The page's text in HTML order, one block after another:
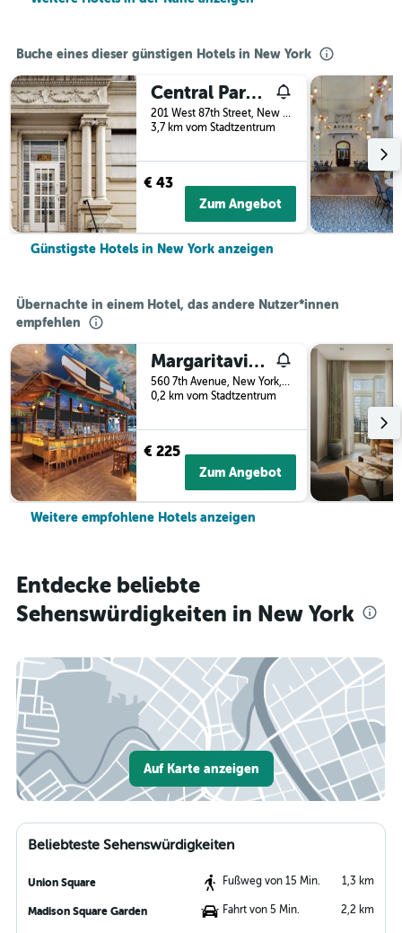
Buche eines dieser günstigen Hotels in New York
Central Park West Hostel
201 West 87th Street, New York, NY, USA
3,7 km vom Stadtzentrum
€ 43
Zum Angebot
Günstigste Hotels in New York anzeigen
Übernachte in einem Hotel, das andere Nutzer*innen
empfehlen
Margaritaville Resort Times Square
560 7th Avenue, New York, NY, USA
0,2 km vom Stadtzentrum
€ 225
Zum Angebot
Weitere empfohlene Hotels anzeigen
Entdecke beliebte
Sehenswürdigkeiten in New York
Auf Karte anzeigen
Beliebteste Sehenswürdigkeiten
Union Square Fußweg von 15 Min. 1,3 km
Madison Square Garden Fahrt von 5 Min. 2,2 km